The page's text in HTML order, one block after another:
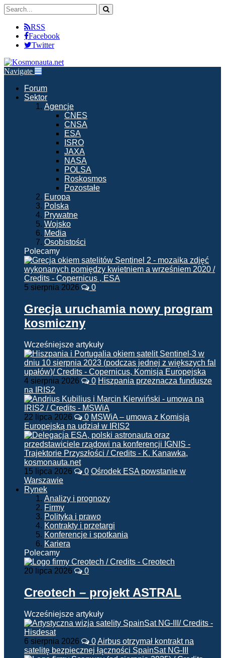
RSS
Facebook
Twitter
Navigate
Forum
Sektor
Agencje
CNES
CNSA
ESA
ISRO
JAXA
NASA
POLSA
Roskosmos
Pozostałe
Europa
Polska
Prywatne
Wojsko
Media
Osobistości
Polecamy
5 sierpnia 2026 0
Grecja uruchamia nowy program
kosmiczny
Wcześniejsze artykuły
4 sierpnia 2026 0 Hiszpania przeznacza fundusze
na IRIS2
22 lipca 2026 0 MSWiA – umowa z Komisją
Europejską na udział w IRIS2
15 lipca 2026 0 Ośrodek ESA powstanie w
Warszawie
Rynek
Analizy i prognozy
Firmy
Polityka i prawo
Kontrakty i przetargi
Konferencje i spotkania
Kariera
Polecamy
20 lipca 2026 0
Creotech – projekt ASTRAL
Wcześniejsze artykuły
6 sierpnia 2026 0Airbus otrzymał kontrakt na
satelitę bezpiecznej łączności SpainSat NG-III